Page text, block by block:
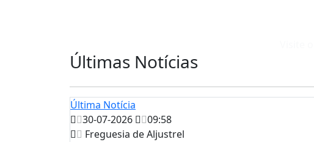
Últimas Notícias
Última Notícia
30-07-2026
09:58
Freguesia de Aljustrel